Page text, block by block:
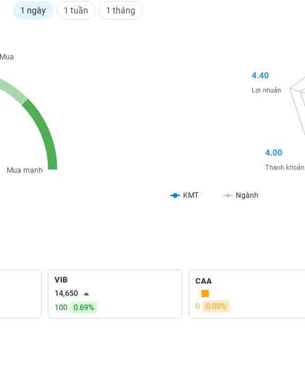
1 ngày 1 tuần 1 tháng
Mua
Mua mạnh
KMT Ngành
4.00
Thanh khoản
4.40
Lợi nhuận
VIB
14,650
100
0.69%
CAA
0 0.00%